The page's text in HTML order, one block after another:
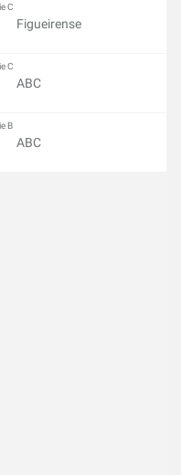
C
Figueirense
C
ABC
B
ABC